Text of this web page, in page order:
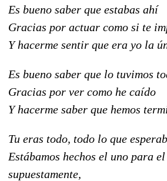
Es bueno saber que estabas ahí
Gracias por actuar como si te
Y hacerme sentir que era yo la
Es bueno saber que lo tuvimos
Gracias por ver como he caído
Y hacerme saber que hemos
Tu eras todo, todo lo que
Estábamos hechos el uno para
supuestamente,